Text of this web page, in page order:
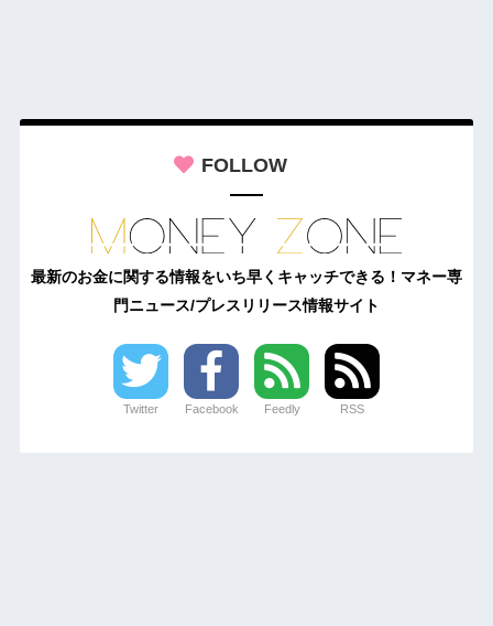
FOLLOW
最新のお金に関する情報をいち早くキャッチできる！マネー専
門ニュース/プレスリリース情報サイト
Twitter Facebook Feedly RSS